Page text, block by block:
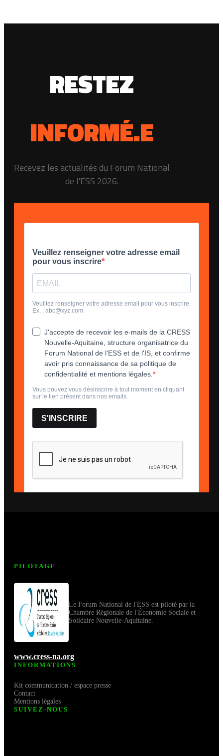
RESTEZ
INFORMÉ.E
Recevez les actualités du Forum National
de l'ESS 2026.
PILOTAGE
Le Forum National de l'ESS est piloté par la
Chambre Régionale de l'Économie Sociale et
Solidaire Nouvelle-Aquitaine.
www.cress-na.org
INFORMATIONS
Kit communication / espace presse
Contact
Mentions légales
SUIVEZ-NOUS